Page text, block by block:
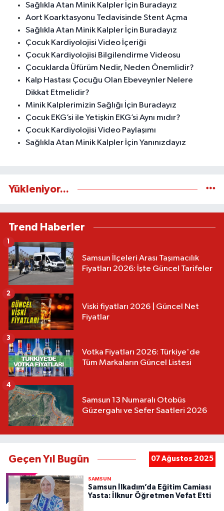
Sağlıkla Atan Minik Kalpler İçin Buradayız
Aort Koarktasyonu Tedavisinde Stent Açma
Sağlıkla Atan Minik Kalpler İçin Buradayız
Çocuk Kardiyolojisi Video İçeriği
Çocuk Kardiyolojisi Bilgilendirme Videosu
Çocuklarda Üfürüm Nedir, Neden Önemlidir?
Kalp Hastası Çocuğu Olan Ebeveynler Nelere
Dikkat Etmelidir?
Minik Kalplerimizin Sağlığı İçin Buradayız
Çocuk EKG’si ile Yetişkin EKG’si Aynı mıdır?
Çocuk Kardiyolojisi Video Paylaşımı
Sağlıkla Atan Minik Kalpler İçin Yanınızdayız
Yükleniyor...
Trend Haberler
Samsun İlçeleri Arası Taşımacılık
Fiyatları 2026: İşte Güncel Tarifeler
1
Viski fiyatları 2026 | Güncel Net
Fiyatlar
2
Votka Fiyatları 2026: Türkiye'de
Tüm Markaların Güncel Listesi
3
Samsun 13 Numaralı Otobüs
Güzergahı ve Sefer Saatleri 2026
4
Geçen Yıl Bugün 07 Ağustos 2025
SAMSUN
Samsun İlkadım’da Eğitim Camiası
Yasta: İlknur Öğretmen Vefat Etti